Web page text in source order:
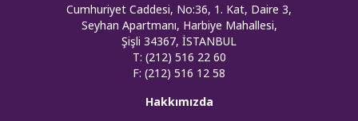
Cumhuriyet Caddesi, No:36, 1. Kat, Daire 3,
Seyhan Apartmanı, Harbiye Mahallesi,
Şişli 34367, İSTANBUL
T: (212) 516 22 60
F: (212) 516 12 58
Hakkımızda